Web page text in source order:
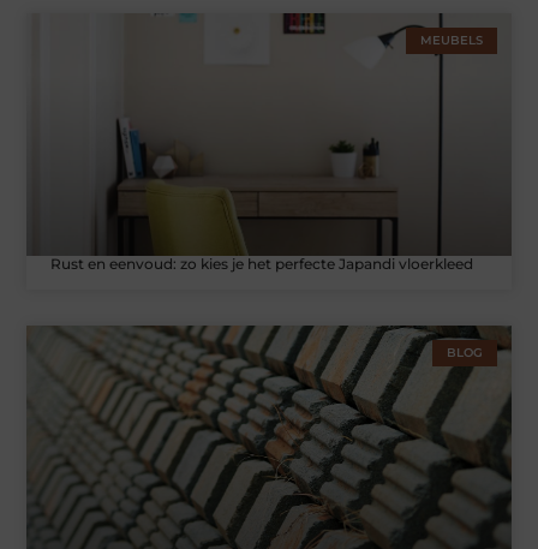
MEUBELS
Rust en eenvoud: zo kies je het perfecte Japandi vloerkleed
BLOG